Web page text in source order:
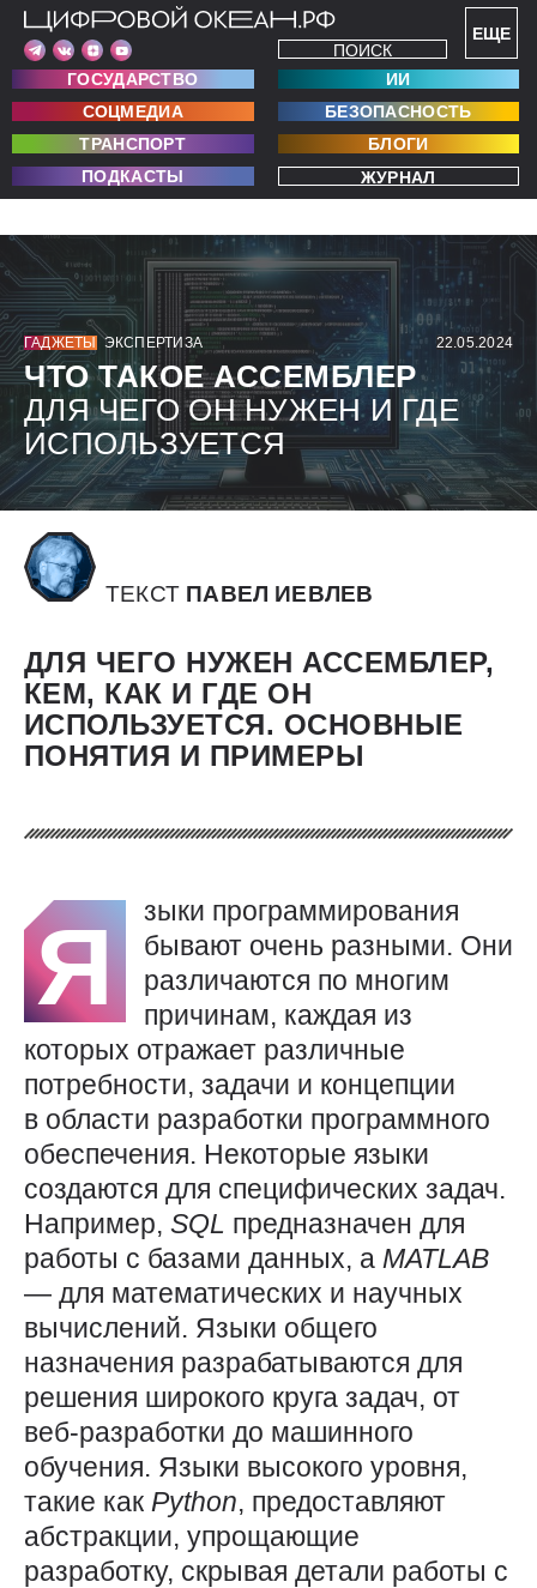
ЕЩЕ
ПОИСК
ГОСУДАРСТВО
ИИ
СОЦМЕДИА
БЕЗОПАСНОСТЬ
ТРАНСПОРТ
БЛОГИ
ПОДКАСТЫ
ЖУРНАЛ
ГАДЖЕТЫ ЭКСПЕРТИЗА 22.05.2024
ЧТО ТАКОЕ АССЕМБЛЕР
ДЛЯ ЧЕГО ОН НУЖЕН И ГДЕ
ИСПОЛЬЗУЕТСЯ
ТЕКСТ ПАВЕЛ ИЕВЛЕВ
ДЛЯ ЧЕГО НУЖЕН АССЕМБЛЕР,
КЕМ, КАК И ГДЕ ОН
ИСПОЛЬЗУЕТСЯ. ОСНОВНЫЕ
ПОНЯТИЯ И ПРИМЕРЫ
Я
зыки программирования
бывают очень разными. Они
различаются по многим
причинам, каждая из
которых отражает различные
потребности, задачи и концепции
в области разработки программного
обеспечения. Некоторые языки
создаются для специфических задач.
Например, SQL предназначен для
работы с базами данных, а MATLAB
— для математических и научных
вычислений. Языки общего
назначения разрабатываются для
решения широкого круга задач, от
веб-разработки до машинного
обучения. Языки высокого уровня,
такие как Python, предоставляют
абстракции, упрощающие
разработку, скрывая детали работы с